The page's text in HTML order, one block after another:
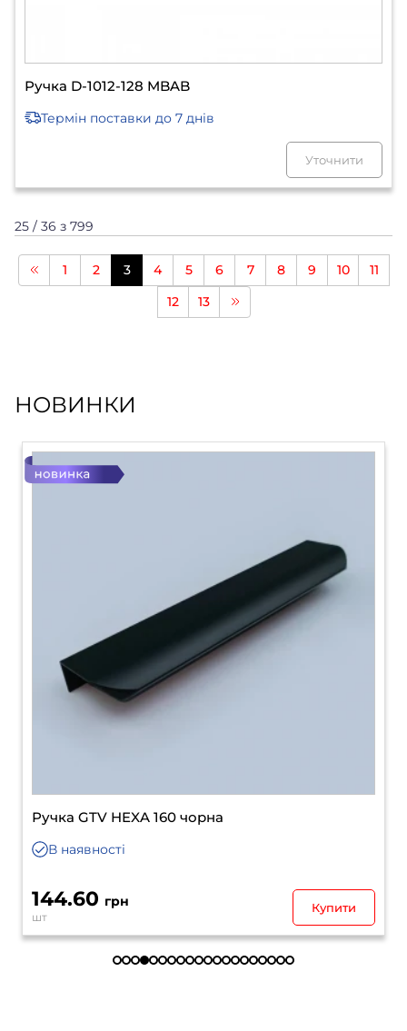
Ручка D-1012-128 MBAB
Термін поставки до 7 днів
Уточнити
25 / 36 з 799
1 2 3 4 5 6 7 8 9 10
11
12
13
НОВИНКИ
Ручка GTV HEXA 160 чорна
В наявності
144.60 грн
шт
Купити